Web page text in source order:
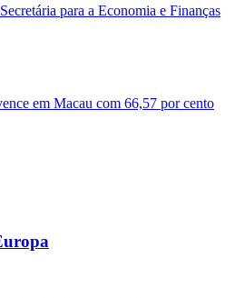
para a Economia e Finanças
em Macau com 66,57 por cento